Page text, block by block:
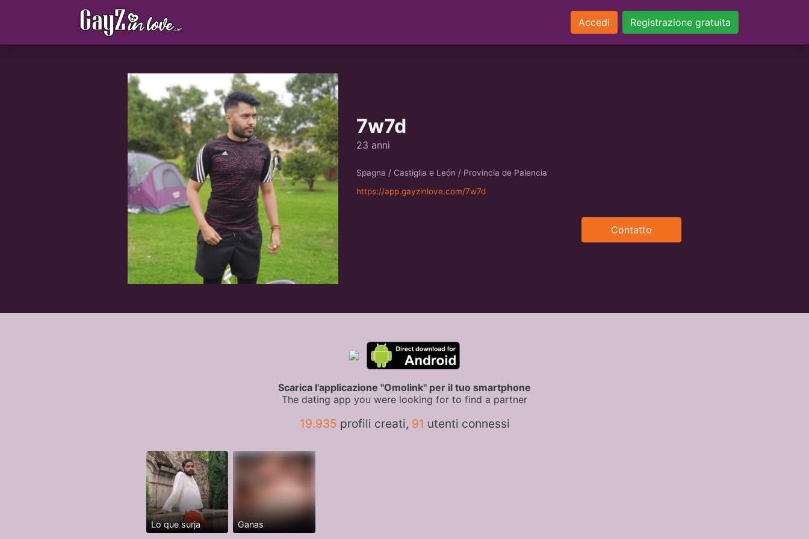
Accedi Registrazione gratuita
7w7d
23 anni
Spagna / Castiglia e León / Provincia de Palencia
https://app.gayzinlove.com/7w7d
Contatto
Scarica l'applicazione "Omolink" per il tuo smartphone
The dating app you were looking for to find a partner
19.935 profili creati, 91 utenti connessi
Lo que surja Ganas